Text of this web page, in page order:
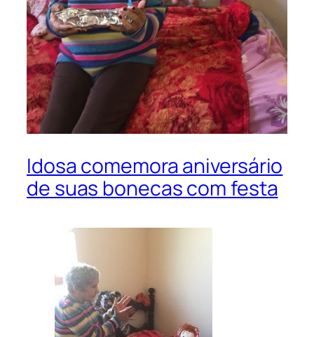
Idosa comemora aniversário
de suas bonecas com festa